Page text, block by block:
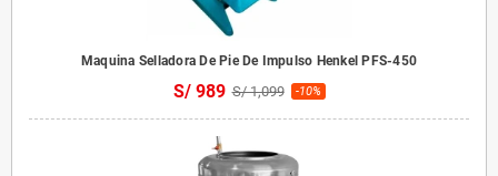
Maquina Selladora De Pie De Impulso Henkel PFS-450
S/ 989 S/ 1,099 -10%